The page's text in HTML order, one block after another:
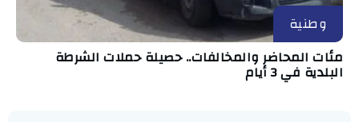
وطنية
مئات المحاضر والمخالفات.. حصيلة حملات الشرطة
البلدية في 3 أيام